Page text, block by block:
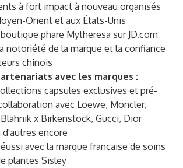
à fort impact à nouveau organisés
Orient et aux États-Unis
phare Mytheresa sur JD.com
notoriété de la marque et la confiance
chinois
avec les marques :
capsules exclusives et pré-
avec Loewe, Moncler,
x Birkenstock, Gucci, Dior
encore
avec la marque française de soins
plantes Sisley